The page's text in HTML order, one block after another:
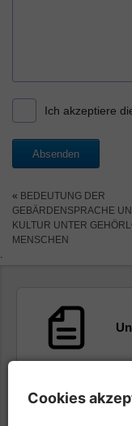
Ich akzeptiere
Absenden
« BEDEUTUNG DER
GEBÄRDENSPRACHE
KULTUR UNTER
MENSCHEN
Cookies